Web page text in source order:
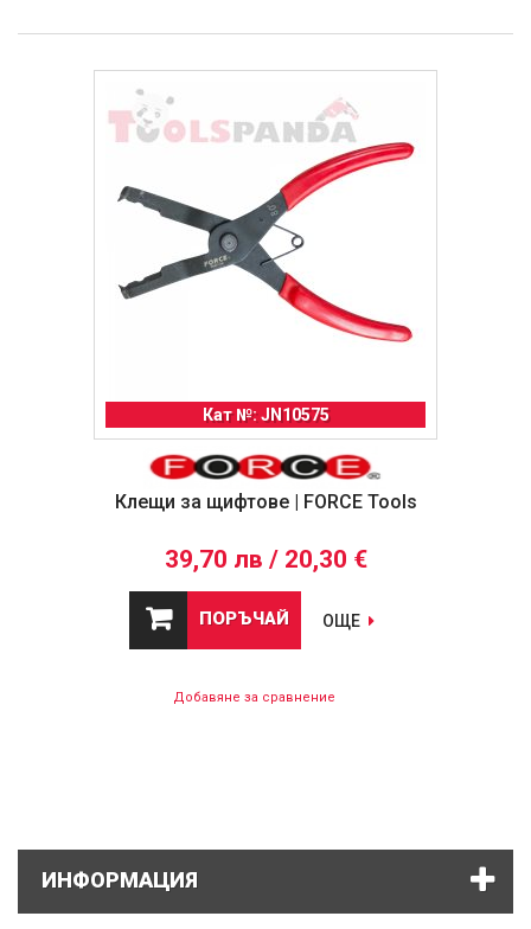
Кат №: JN10575
Клещи за щифтове | FORCE Tools
39,70 лв / 20,30 €
ПОРЪЧАЙ ОЩЕ
Добавяне за сравнение
ИНФОРМАЦИЯ